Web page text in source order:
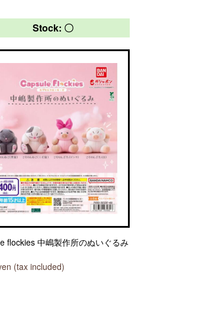
Stock: 〇
flockies 中嶋製作所のぬいぐるみ
(tax included)